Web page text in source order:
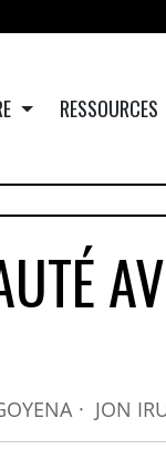
RESSOURCES
JON